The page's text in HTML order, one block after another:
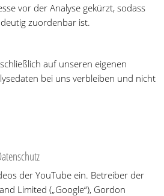
vor der Analyse gekürzt, sodass
zuordenbar ist.
auf unseren eigenen
bei uns verbleiben und nicht
der YouTube ein. Betreiber der
Limited („Google“), Gordon